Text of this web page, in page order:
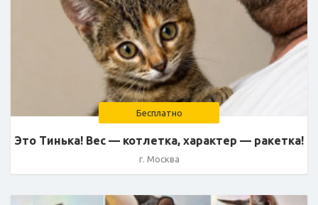
Бесплатно
Это Тинька! Вес — котлетка, характер — ракетка!
г. Москва